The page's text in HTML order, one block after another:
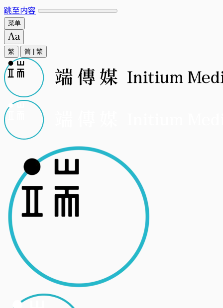
跳至内容
菜单
繁 简 繁